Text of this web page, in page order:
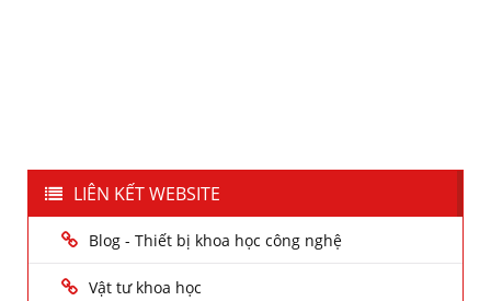
LIÊN KẾT WEBSITE
Blog - Thiết bị khoa học công nghệ
Vật tư khoa học